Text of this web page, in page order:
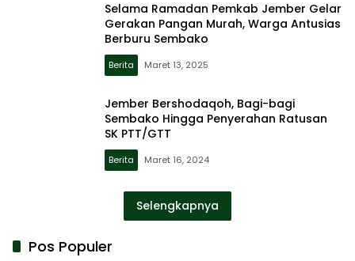
Selama Ramadan Pemkab Jember Gelar
Gerakan Pangan Murah, Warga Antusias
Berburu Sembako
Berita Maret 13, 2025
Jember Bershodaqoh, Bagi-bagi
Sembako Hingga Penyerahan Ratusan
SK PTT/GTT
Berita Maret 16, 2024
Selengkapnya
Pos Populer